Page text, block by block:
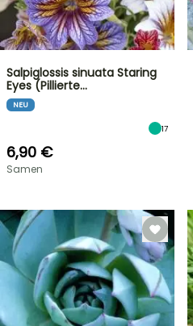
Salpiglossis sinuata Staring
Eyes (Pillierte…
NEU
17
6,90 €
Samen